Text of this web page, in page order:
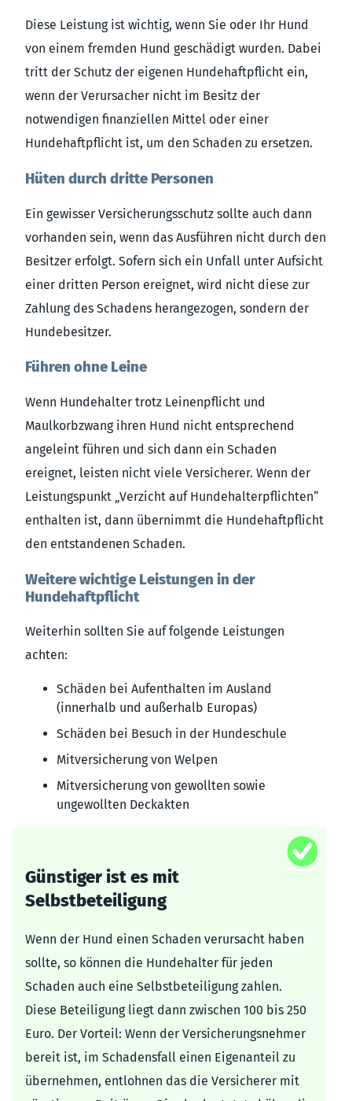
Diese Leistung ist wichtig, wenn Sie oder Ihr Hund
von einem fremden Hund geschädigt wurden. Dabei
tritt der Schutz der eigenen Hundehaftpflicht ein,
wenn der Verursacher nicht im Besitz der
notwendigen finanziellen Mittel oder einer
Hundehaftpflicht ist, um den Schaden zu ersetzen.
Hüten durch dritte Personen
Ein gewisser Versicherungsschutz sollte auch dann
vorhanden sein, wenn das Ausführen nicht durch den
Besitzer erfolgt. Sofern sich ein Unfall unter Aufsicht
einer dritten Person ereignet, wird nicht diese zur
Zahlung des Schadens herangezogen, sondern der
Hundebesitzer.
Führen ohne Leine
Wenn Hundehalter trotz Leinenpflicht und
Maulkorbzwang ihren Hund nicht entsprechend
angeleint führen und sich dann ein Schaden
ereignet, leisten nicht viele Versicherer. Wenn der
Leistungspunkt „Verzicht auf Hundehalterpflichten“
enthalten ist, dann übernimmt die Hundehaftpflicht
den entstandenen Schaden.
Weitere wichtige Leistungen in der
Hundehaftpflicht
Weiterhin sollten Sie auf folgende Leistungen
achten:
Schäden bei Aufenthalten im Ausland
(innerhalb und außerhalb Europas)
Schäden bei Besuch in der Hundeschule
Mitversicherung von Welpen
Mitversicherung von gewollten sowie
ungewollten Deckakten
Günstiger ist es mit
Selbstbeteiligung
Wenn der Hund einen Schaden verursacht haben
sollte, so können die Hundehalter für jeden
Schaden auch eine Selbstbeteiligung zahlen.
Diese Beteiligung liegt dann zwischen 100 bis 250
Euro. Der Vorteil: Wenn der Versicherungsnehmer
bereit ist, im Schadensfall einen Eigenanteil zu
übernehmen, entlohnen das die Versicherer mit